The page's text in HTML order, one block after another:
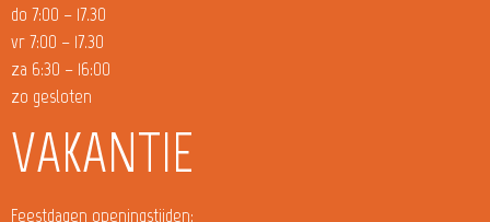
do 7:00 – 17.30
vr 7:00 – 17.30
za 6:30 – 16:00
zo gesloten
VAKANTIE
Feestdagen openingstijden: